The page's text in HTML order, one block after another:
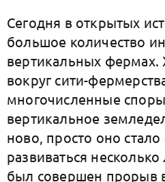
Сегодня в открытых
большое количество
вертикальных фермах.
вокруг сити-
многочисленные
вертикальное
ново, просто оно стало
развиваться несколько
был совершен прорыв